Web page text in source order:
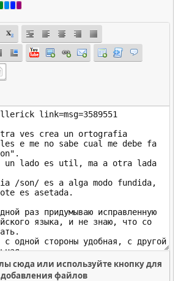
сюда или используйте кнопку для
добавления файлов